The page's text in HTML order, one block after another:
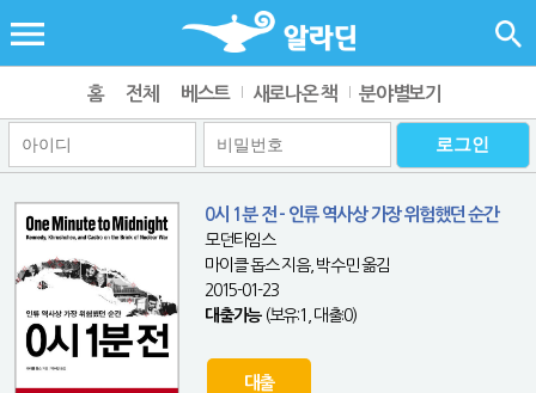
홈 전체 베스트 새로나온 책 분야별보기
0시 1분 전 - 인류 역사상 가장 위험했던 순간
모던타임스
마이클 돕스 지음, 박수민 옮김
2015-01-23
대출가능(보유:1, 대출:0)
대출